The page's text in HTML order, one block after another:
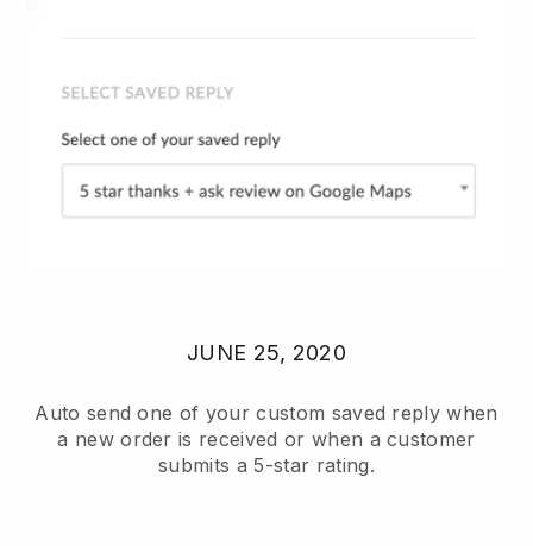
JUNE 25, 2020
Auto send one of your custom saved reply when
a new order is received or when a customer
submits a 5-star rating.